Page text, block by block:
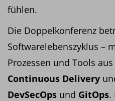
fühlen.
Die Doppelkonferenz
Softwarelebenszyklus –
Prozessen und Tools
Continuous Delivery
DevSecOps und GitOps.